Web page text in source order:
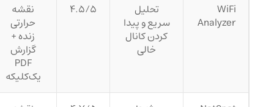
WiFi
Analyzer
تحلیل
سریع و پیدا
کردن کانال
خالی
۴.۵/۵ نقشه
حرارتی
زنده +
گزارش
PDF
یک‌کلیکه